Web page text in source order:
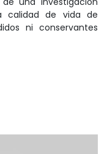
calidad de vida de
ni conservantes